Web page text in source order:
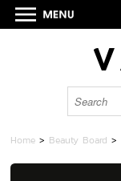
Home > Beauty Board >